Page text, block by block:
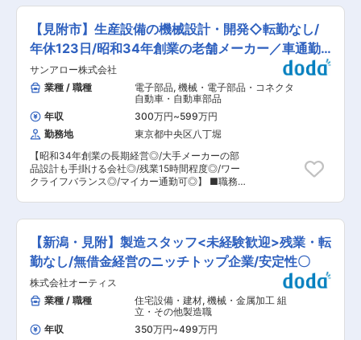
り。前日までにご希望提出可能で、通常勤務より
1時間の前後が可能です。 新潟市内から通勤して
いる方もいます。 ■当社について：当社は、
1959年（昭和34年）に工業用ゴム製品の加工メ
ーカーとして発足しました。以来、時計用防水パ
ッキンの製造を手掛け、1970年には世界最初の導
電シリコーンゴムの加工技術の開発に着手しまし
た。これは時代の変遷とともに、電卓、リモコ
ン、電子楽器、コードレス電話など、幅広い業界
で用いられています。特に当社の代表的製品に育
ちましたモバイル関連キーシート、中でも携帯電
話用途では当社独自のハイブリッド化した技術が
顕著に取り入れられ、グローバル化した市場にお
設計から金型製作、成形、加飾および組み立てま
での一貫生産ができ、お客様の高度化・多様化す
面、品質面でも強化を図っております。 変更の範
囲：会社の定める業務
をお願いします。 ■主な職務内容： ・プラスチ
ック部品、ラバー部品の製品設計、金型設計 ・お
客様への製品提案や製品開発 ・CADソフトは
「キャティア」（3D)を使用 ■組織体制：製品・
金型設計6名で、40〜50代が多数在籍していま
す。ひとつの案件に対し、各部担当者とチームを
組んで業務を行います。 ■このお仕事の魅力： ◎
設計業務だけでなく、試作トライの立ち合いや製
品開発にも携わりながらモノづくりを進めるた
め、製品が市場へ出た時の達成感は大きなものが
あります。 ◎お客様から依頼された製品（部品）
の具現化だけでなく、お客様への技術・製品提案
で採用された製品（部品）も多くあります。 ◎大
手メーカーの部品設計を手掛けることも多くあり
ます ■働き方： 自己都合による早出遅出の制度
あり。前日までにご希望提出可能で、通常勤務よ
1959年（昭和34年）に工業用ゴム製品の加工メ
ーカーとして発足しました。以来、時計用防水パ
ッキンの製造を手掛け、1970年には世界最初の導
電シリコーンゴムの加工技術の開発に着手しまし
た。これは時代の変遷とともに、電卓、リモコ
ン、電子楽器、コードレス電話など、幅広い業界
で用いられています。特に当社の代表的製品に育
ちましたモバイル関連キーシート、中でも携帯電
【見附市】生産設備の機械設計・開発◇転勤なし/
年休123日/昭和34年創業の老舗メーカー／車通勤
◎
サンアロー株式会社
業種 / 職種
電子部品, 機械・電子部品・コネクタ
自動車・自動車部品
年収
300万円~599万円
勤務地
東京都中央区八丁堀
【昭和34年創業の長期経営◎/大手メーカーの部
品設計も手掛ける会社◎/残業15時間程度◎/ワー
クライフバランス◎/マイカー通勤可◎】 ■職務概
めの機械装置の設計・製造。構想設計や機械設計
(2D/3D-CAD)がメインとなります。 ■主な職務
内容： ・お客様のニーズに合わせた設備設計・製
作を行っていただきます。 ・構想設計・機械設計
（2D／3D-CAD、ソフトは「キャティア」）が
主業務 ・医療、電気、自動車、民生、食品、鉄
工、研究開発機関 等々、あらゆる業界に向けた
カスタマイズの自動化・省力化設備を設計しても
らいます。 ■組織体制：生産設備の機械設計は4
名、40〜50代が多数在籍しています。電気・制
【新潟・見附】製造スタッフ<未経験歓迎>残業・転
勤なし/無借金経営のニッチトップ企業/安定性〇
株式会社オーティス
業種 / 職種
住宅設備・建材, 機械・金属加工 組
立・その他製造職
年収
350万円~499万円